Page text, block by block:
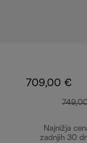
709,00 €
Najnižja
zadnjih 30